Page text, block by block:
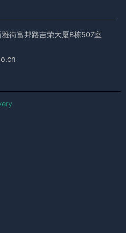
街富邦路吉荣大厦B栋507室